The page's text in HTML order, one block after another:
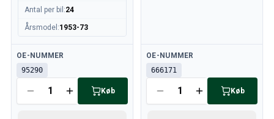
Volvo 850 Styring/ophæng
Volvo 850 Diverse dele
Bremser
Elsystem
Motor
Brændstof & Udstødning
Antal per bil :24
Årsmodel :1953-73
Tilgængelig
OE-NUMMER
95290
Køb
Tilgængelig
OE-NUMMER
666171
Køb